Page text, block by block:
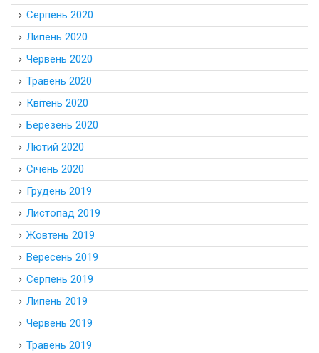
Серпень 2020
Липень 2020
Червень 2020
Травень 2020
Квітень 2020
Березень 2020
Лютий 2020
Січень 2020
Грудень 2019
Листопад 2019
Жовтень 2019
Вересень 2019
Серпень 2019
Липень 2019
Червень 2019
Травень 2019